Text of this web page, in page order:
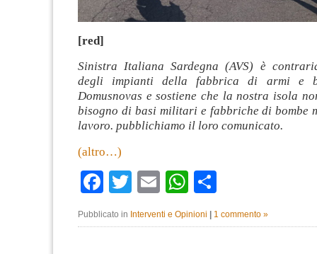
[red]
Sinistra Italiana Sardegna (AVS) è
degli impianti della fabbrica di armi e
Domusnovas e sostiene che la nostra isola
bisogno di basi militari e fabbriche di bombe
lavoro. pubblichiamo il loro comunicato.
(altro…)
Facebook
TwitterEmailWhatsApp
Pubblicato in Interventi e Opinioni | 1 commento »